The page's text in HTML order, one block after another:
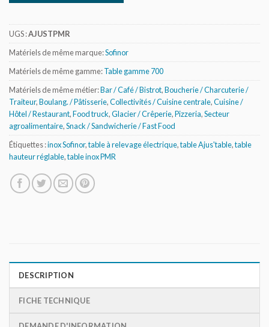
UGS :AJUSTPMR
Matériels de même marque:Sofinor
Matériels de même gamme:Table gamme 700
Matériels de même métier:Bar / Café / Bistrot,Boucherie / Charcuterie /
Traiteur,Boulang. / Pâtisserie,Collectivités / Cuisine centrale,Cuisine /
Hôtel / Restaurant,Food truck,Glacier / Crêperie,Pizzeria,Secteur
agroalimentaire,Snack / Sandwicherie / Fast Food
Étiquettes :inox Sofinor,table à relevage électrique,table Ajus'table,table
hauteur réglable,table inox PMR
DESCRIPTION
FICHE TECHNIQUE